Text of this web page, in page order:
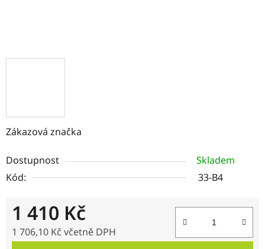
Zákazová značka
Dostupnost
Skladem
Kód:
33-B4
1 410 Kč
1 706,10 Kč včetně DPH